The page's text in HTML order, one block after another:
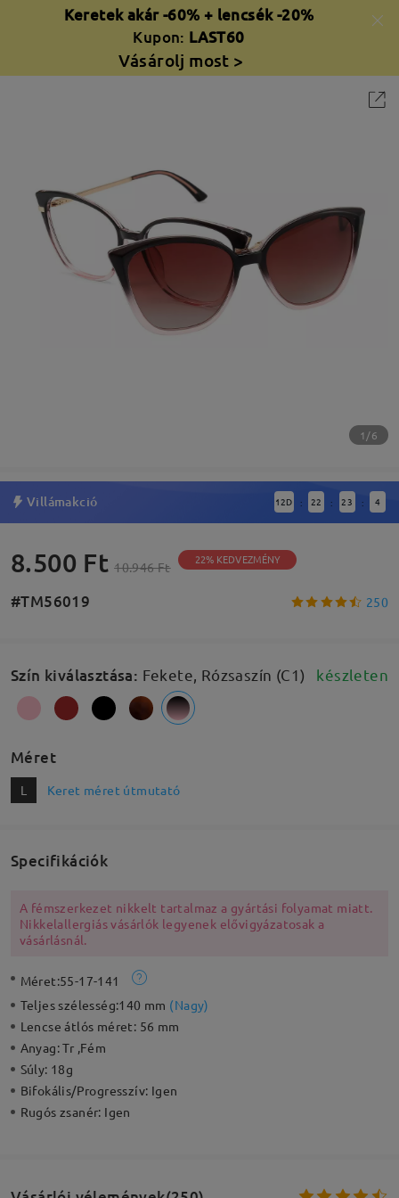
Keretek akár -60% + lencsék -20%
Kupon: LAST60
Vásárolj most >
1/6
Villámakció 12D : 22 : 23 : 4
8.500 Ft 10.946 Ft 22% KEDVEZMÉNY
#TM56019 250
Szín kiválasztása: Fekete, Rózsaszín (C1) készleten
Méret
L Keret méret útmutató
Specifikációk
A fémszerkezet nikkelt tartalmaz a gyártási folyamat miatt.
Nikkelallergiás vásárlók legyenek elővigyázatosak a
vásárlásnál.
Méret:55-17-141
Teljes szélesség:140 mm (Nagy)
Lencse átlós méret: 56 mm
Anyag:Tr ,Fém
Súly: 18g
Bifokális/Progresszív: Igen
Rugós zsanér: Igen